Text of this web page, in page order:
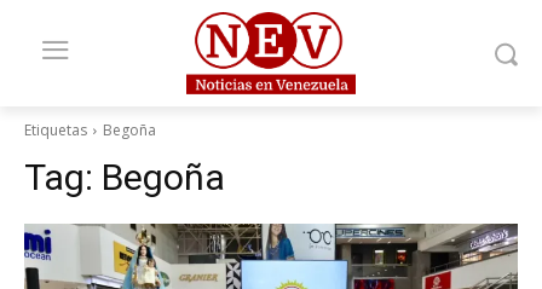
Etiquetas Begoña
Tag: Begoña